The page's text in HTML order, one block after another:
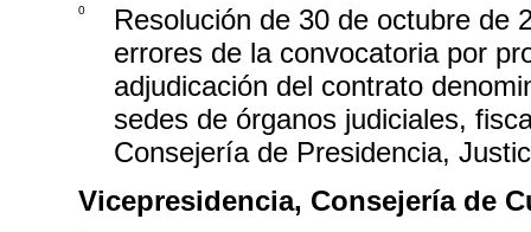
0
Resolución de 30 de octubre de
errores de la convocatoria por
adjudicación del contrato
sedes de órganos judiciales,
Consejería de Presidencia,
Vicepresidencia, Consejería de